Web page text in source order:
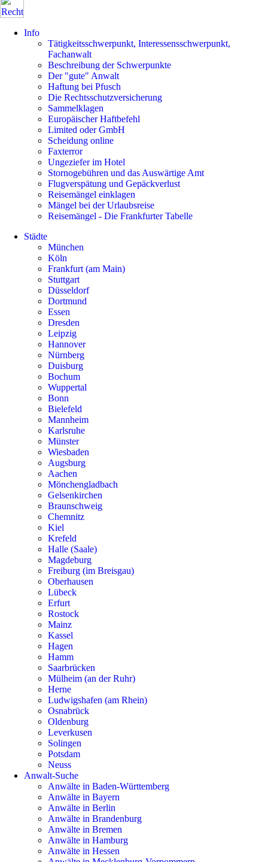
Info
Tätigkeitsschwerpunkt, Interessensschwerpunkt,
Fachanwalt
Beschreibung der Schwerpunkte
Der "gute" Anwalt
Haftung bei Pfusch
Die Rechtsschutzversicherung
Sammelklagen
Europäischer Haftbefehl
Limited oder GmbH
Scheidung online
Faxterror
Ungeziefer im Hotel
Stornogebühren und das Auswärtige Amt
Flugverspätung und Gepäckverlust
Reisemängel einklagen
Mängel bei der Urlaubsreise
Reisemängel - Die Frankfurter Tabelle
Städte
München
Köln
Frankfurt (am Main)
Stuttgart
Düsseldorf
Dortmund
Essen
Dresden
Leipzig
Hannover
Nürnberg
Duisburg
Bochum
Wuppertal
Bonn
Bielefeld
Mannheim
Karlsruhe
Münster
Wiesbaden
Augsburg
Aachen
Mönchengladbach
Gelsenkirchen
Braunschweig
Chemnitz
Kiel
Krefeld
Halle (Saale)
Magdeburg
Freiburg (im Breisgau)
Oberhausen
Lübeck
Erfurt
Rostock
Mainz
Kassel
Hagen
Hamm
Saarbrücken
Mülheim (an der Ruhr)
Herne
Ludwigshafen (am Rhein)
Osnabrück
Oldenburg
Leverkusen
Solingen
Potsdam
Neuss
Anwalt-Suche
Anwälte in Baden-Württemberg
Anwälte in Bayern
Anwälte in Berlin
Anwälte in Brandenburg
Anwälte in Bremen
Anwälte in Hamburg
Anwälte in Hessen